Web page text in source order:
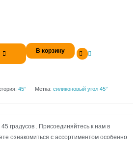
В корзину
45° Метка: силиконовый угол 45°
градусов . Присоединяйтесь к нам в
ознакомиться с ассортиментом особенно